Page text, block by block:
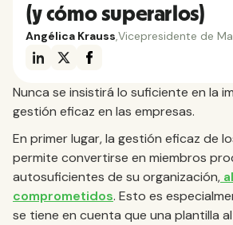
(y cómo superarlos)
Angélica Krauss,Vicepresidente de
Nunca se insistirá lo suficiente en la
gestión eficaz en las empresas.
En primer lugar, la gestión eficaz de
permite convertirse en miembros
autosuficientes de su organización,
comprometidos. Esto es
se tiene en cuenta que una plantilla